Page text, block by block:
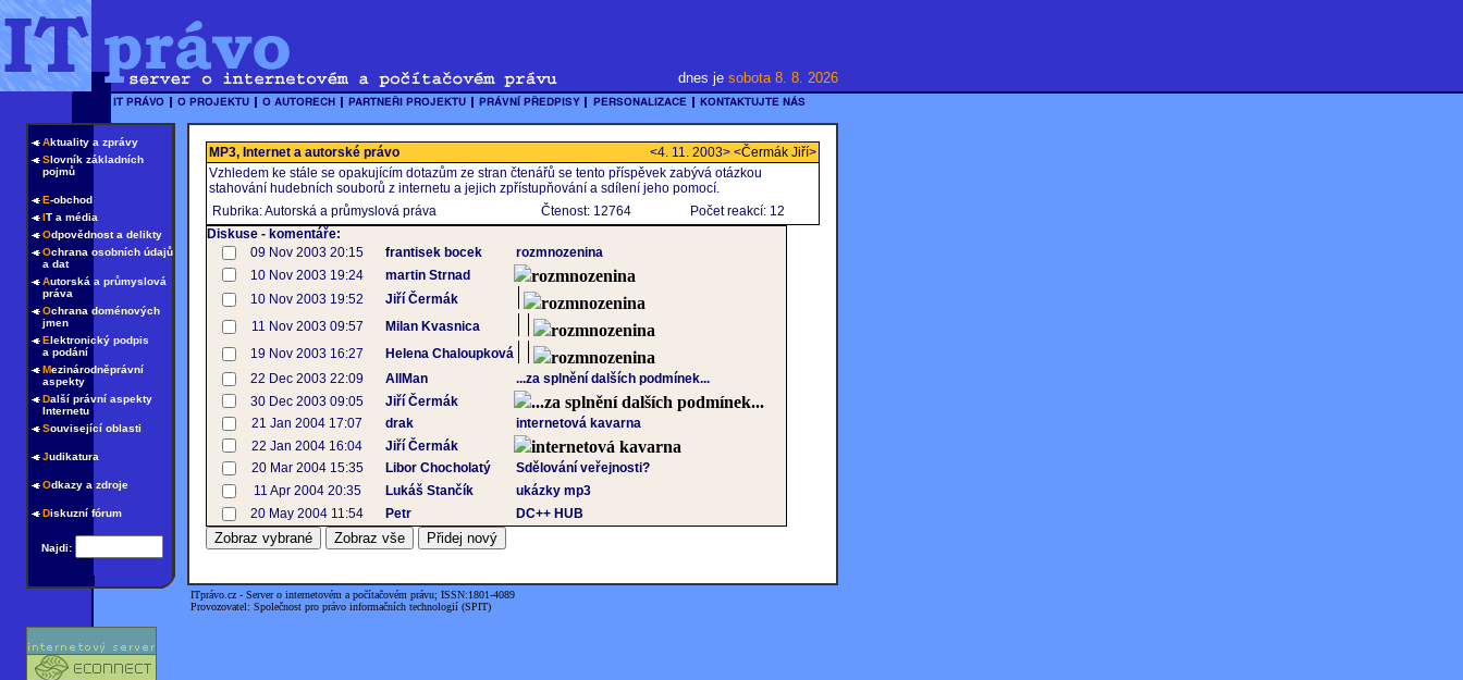
dnes je sobota 8. 8. 2026
Aktuality a zprávy
Slovník základních
pojmů
E-obchod
IT a média
Odpovědnost a delikty
Ochrana osobních údajů
a dat
Autorská a průmyslová
práva
Ochrana doménových
jmen
Elektronický podpis
a podání
Mezinárodněprávní
aspekty
Další právní aspekty
Internetu
Související oblasti
Judikatura
Odkazy a zdroje
Diskuzní fórum
Najdi:
MP3, Internet a autorské právo <4. 11. 2003> <Čermák Jiří>
Vzhledem ke stále se opakujícím dotazům ze stran čtenářů se tento příspěvek zabývá otázkou
stahování hudebních souborů z internetu a jejich zpřístupňování a sdílení jeho pomocí.
Rubrika: Autorská a průmyslová práva
Čtenost: 12764
Počet reakcí: 12
Diskuse - komentáře:
09 Nov 2003 20:15
frantisek bocek
rozmnozenina
10 Nov 2003 19:24
martin Strnad rozmnozenina
10 Nov 2003 19:52 Jiří Čermák rozmnozenina
11 Nov 2003 09:57 Milan Kvasnica rozmnozenina
19 Nov 2003 16:27 Helena Chaloupková rozmnozenina
22 Dec 2003 22:09 AllMan
...za splnění dalších podmínek...
30 Dec 2003 09:05
Jiří Čermák ...za splnění dalších podmínek...
21 Jan 2004 17:07 drak
internetová kavarna
22 Jan 2004 16:04
Jiří Čermák internetová kavarna
20 Mar 2004 15:35 Libor Chocholatý
Sdělování veřejnosti?
11 Apr 2004 20:35
Lukáš Stančík
ukázky mp3
20 May 2004 11:54
Petr DC++ HUB
ITprávo.cz - Server o internetovém a počítačovém právu; ISSN:1801-4089
Provozovatel: Společnost pro právo informačních technologií (SPIT)